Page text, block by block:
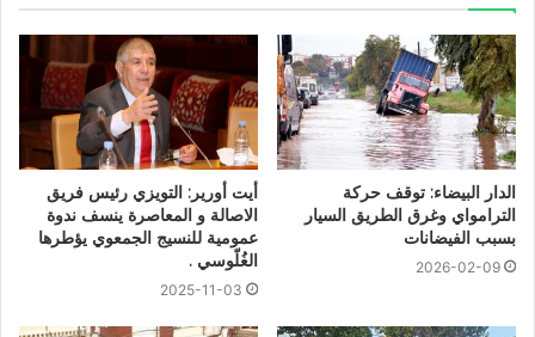
الدار البيضاء: توقف حركة
الترامواي وغرق الطريق السيار
بسبب الفيضانات
2026-02-09
أيت أورير: التويزي رئيس فريق
الاصالة و المعاصرة ينسف ندوة
عمومية للنسيج الجمعوي يؤطرها
الغُلّوسي .
2025-11-03